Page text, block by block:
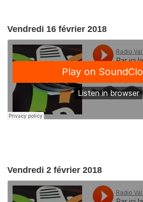
Vendredi 16 février 2018
Vendredi 2 février 2018